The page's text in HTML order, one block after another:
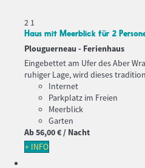
2 1
Haus mit Meerblick für 2
Plouguerneau - Ferienhaus
Eingebettet am Ufer des Aber
ruhiger Lage, wird dieses
Internet
Parkplatz im Freien
Meerblick
Garten
Ab56,00 €/ Nacht
+ INFO